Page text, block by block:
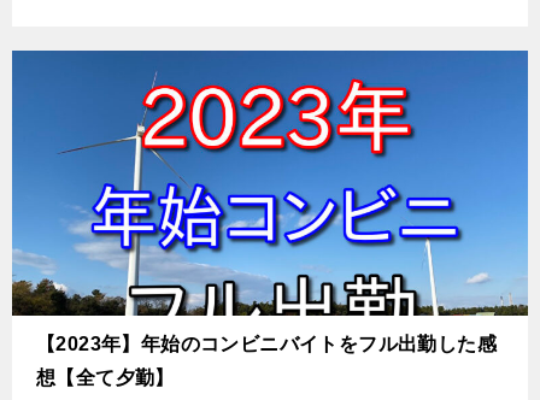
【2023年】年始のコンビニバイトをフル出勤した感
想【全て夕勤】